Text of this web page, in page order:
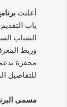
أعلنت
باب
الشباب
وربط
محفزة
للتفاصيل
مسمى